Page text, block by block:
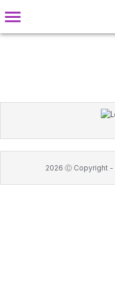
2026 Ⓒ Copyright -